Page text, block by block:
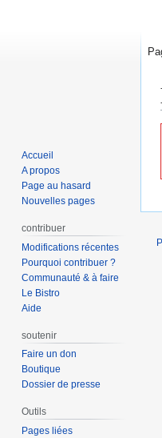
Accueil
A propos
Page au hasard
Nouvelles pages
contribuer
Modifications récentes
Pourquoi contribuer ?
Communauté & à faire
Le Bistro
Aide
soutenir
Faire un don
Boutique
Dossier de presse
Outils
Pages liées